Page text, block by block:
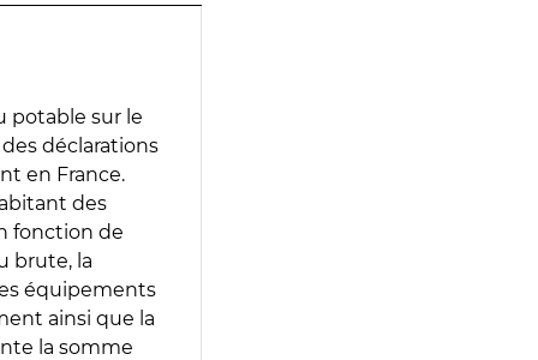
potable sur le
déclarations
en France.
des
fonction de
brute, la
équipements
ainsi que la
la somme